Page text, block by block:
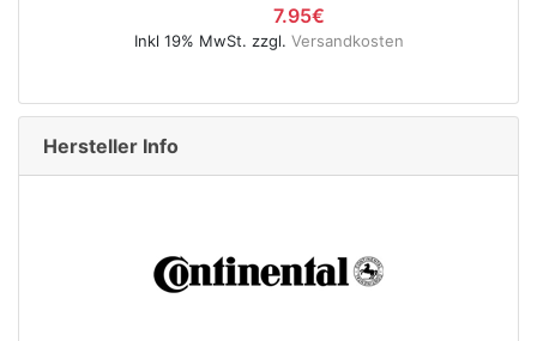
Versandkosten Inkl 19% MwSt.
Hersteller Info